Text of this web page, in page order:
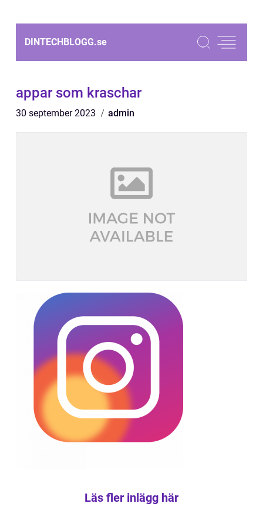
DINTECHBLOGG.se
appar som kraschar
30 september 2023 admin
Läs fler inlägg här